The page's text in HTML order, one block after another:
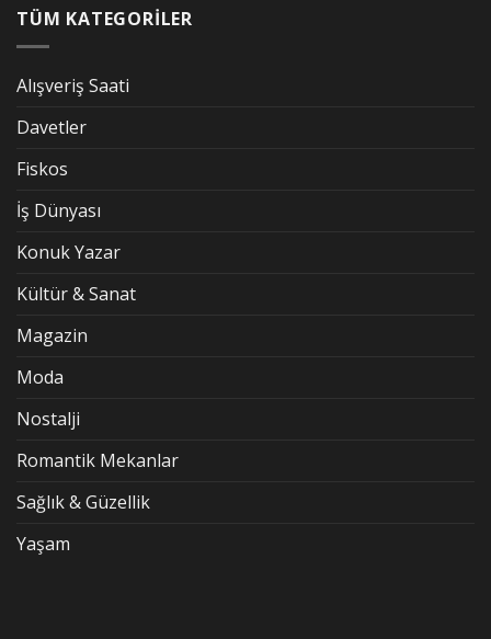
TÜM KATEGORİLER
Alışveriş Saati
Davetler
Fiskos
İş Dünyası
Konuk Yazar
Kültür & Sanat
Magazin
Moda
Nostalji
Romantik Mekanlar
Sağlık & Güzellik
Yaşam